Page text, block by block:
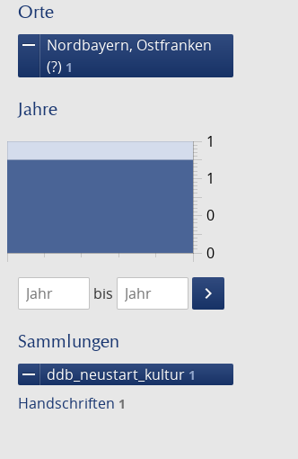
Orte
remove
Nordbayern, Ostfranken
(?) 1
Jahre
0
1
0
1
1474
1475
bis
keyboard_arrow_right
Suche
Sammlungen
remove ddb_neustart_kultur 1
Handschriften 1